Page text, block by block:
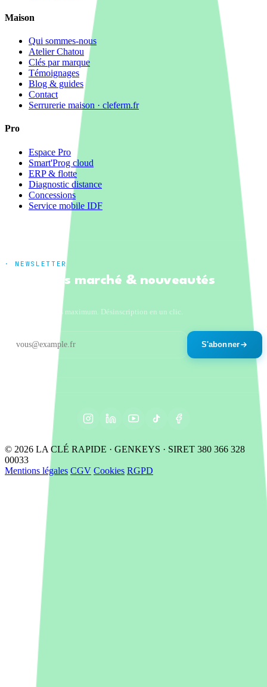
Maison
Qui sommes-nous
Atelier Chatou
Clés par marque
Témoignages
Blog & guides
Contact
Serrurerie maison · cleferm.fr
Pro
Espace Pro
Smart'Prog cloud
ERP & flotte
Diagnostic distance
Concessions
Service mobile IDF
· NEWSLETTER
Tendances marché & nouveautés
Un email par mois maximum. Désinscription en un clic.
S'abonner
© 2026 LA CLÉ RAPIDE · GENKEYS · SIRET 380 366 328
00033
Mentions légales CGV Cookies RGPD